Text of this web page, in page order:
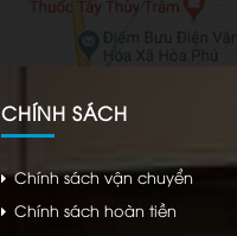
CHÍNH SÁCH
Chính sách vận chuyển
Chính sách hoàn tiền